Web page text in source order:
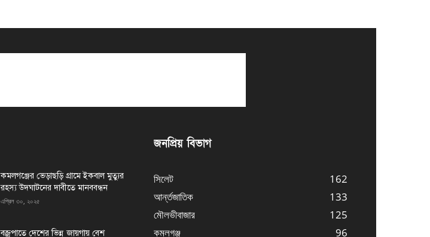
কমলগঞ্জের ভেড়াছড়ি গ্রামে ইকবাল মুত্যুর
রহস্য উদঘাটনের দাবীতে মানববন্ধন
এপ্রিল ৩০, ২০২৫
বজ্রপাতে দেশের ভিন্ন জায়গায় বেশ
জনপ্রিয় বিভাগ
সিলেট
162
আর্ন্তজাতিক
133
মৌলভীবাজার
125
কমলগঞ্জ
96